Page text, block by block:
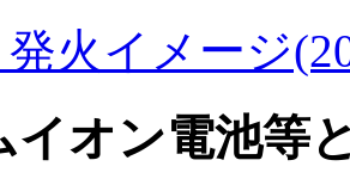
発火イメージ
イオン電池等